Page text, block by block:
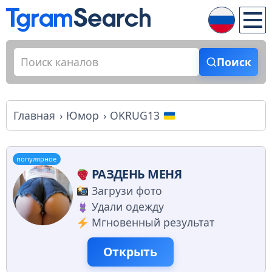
Поиск
Главная Юмор OKRUG13
популярное
РАЗДЕНЬ МЕНЯ
Загрузи фото
Удали одежду
Мгновенный результат
Открыть